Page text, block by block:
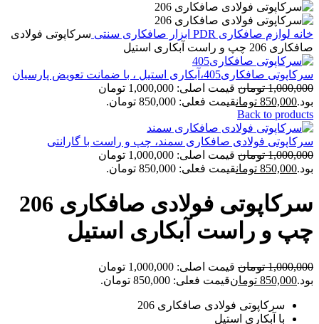
خانه لوازم صافکاری PDR ابزار صافکاری سنتی سرکاپوتی فولادی
صافکاری 206 چپ و راست آبکاری استیل
سرکاپوتی صافکاری405،آبکاری استیل ، با ضمانت تعویض پارسیان
1,000,000 تومان
قیمت اصلی: 1,000,000 تومان
بود.850,000 تومانقیمت فعلی: 850,000 تومان.
Back to products
سرکاپوتی فولادی صافکاری سمند، چپ و راست با گارانتی
1,000,000 تومان
قیمت اصلی: 1,000,000 تومان
بود.850,000 تومانقیمت فعلی: 850,000 تومان.
سرکاپوتی فولادی صافکاری 206
چپ و راست آبکاری استیل
1,000,000 تومان
قیمت اصلی: 1,000,000 تومان
بود.850,000 تومانقیمت فعلی: 850,000 تومان.
سرکاپوتی فولادی صافکاری 206
با آبکاری استیل